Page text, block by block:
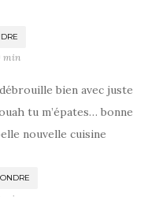
min
bien avec juste
tu m’épates… bonne
nouvelle cuisine